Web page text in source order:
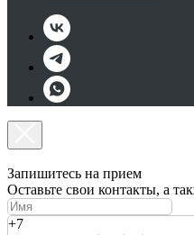
Запишитесь на прием
Оставьте свои контакты, а
+7